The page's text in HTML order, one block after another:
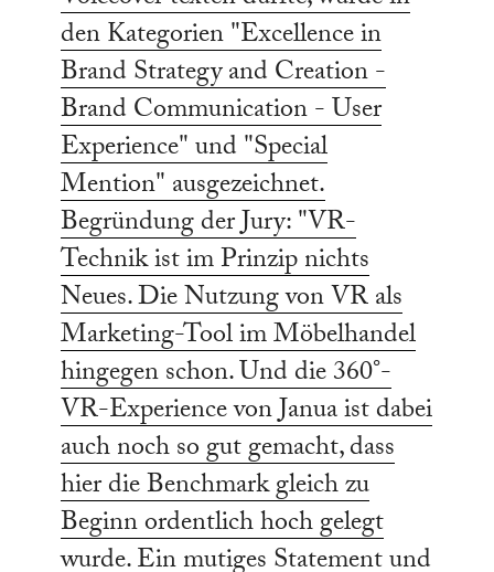
den Kategorien "Excellence in
Brand Strategy and Creation -
Brand Communication - User
Experience" und "Special
Mention" ausgezeichnet.
Begründung der Jury: "VR-
Technik ist im Prinzip nichts
Neues. Die Nutzung von VR als
Marketing-Tool im Möbelhandel
hingegen schon. Und die 360°-
VR-Experience von Janua ist dabei
auch noch so gut gemacht, dass
hier die Benchmark gleich zu
Beginn ordentlich hoch gelegt
wurde. Ein mutiges Statement und